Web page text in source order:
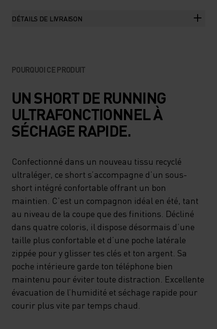
DÉTAILS DE LIVRAISON
POURQUOI CE PRODUIT
UN SHORT DE RUNNING
ULTRAFONCTIONNEL À
SÉCHAGE RAPIDE.
Confectionné dans un nouveau tissu recyclé
ultraléger, ce short s’accompagne d’un sous-
short intégré confortable offrant un bon
maintien. C’est un compagnon idéal en été, tant
au niveau de la coupe que des finitions. Décliné
dans quatre coloris, il dispose désormais d’une
taille plus confortable et d’une poche latérale
zippée pour y glisser tes clés et ton argent. Sa
poche intérieure garde ton téléphone bien
maintenu pour éviter toute distraction. Excellente
évacuation de l’humidité et séchage rapide pour
courir plus vite par temps chaud.